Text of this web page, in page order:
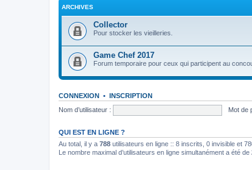
ARCHIVES
Collector
Pour stocker les vieilleries.
Game Chef 2017
Forum temporaire pour ceux qui participent au
CONNEXION • INSCRIPTION
Nom d’utilisateur :
Mot de
QUI EST EN LIGNE ?
Au total, il y a 788 utilisateurs en ligne :: 8 inscrits, 0 invisible et
Le nombre maximal d’utilisateurs en ligne simultanément a été de